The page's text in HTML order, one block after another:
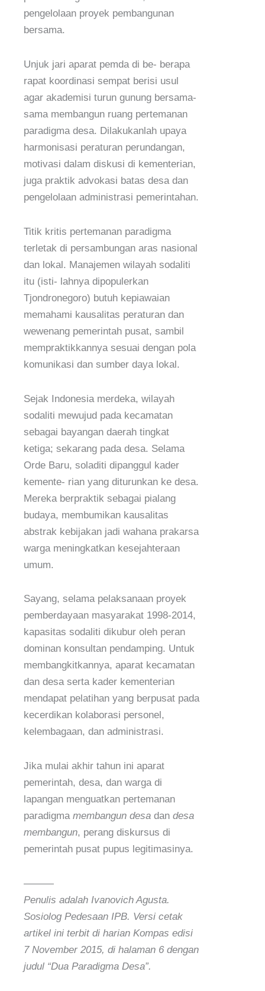
pengelolaan proyek pembangunan
bersama.
Unjuk jari aparat pemda di be- berapa
rapat koordinasi sempat berisi usul
agar akademisi turun gunung bersama-
sama membangun ruang pertemanan
paradigma desa. Dilakukanlah upaya
harmonisasi peraturan perundangan,
motivasi dalam diskusi di kementerian,
juga praktik advokasi batas desa dan
pengelolaan administrasi pemerintahan.
Titik kritis pertemanan paradigma
terletak di persambungan aras nasional
dan lokal. Manajemen wilayah sodaliti
itu (isti- lahnya dipopulerkan
Tjondronegoro) butuh kepiawaian
memahami kausalitas peraturan dan
wewenang pemerintah pusat, sambil
mempraktikkannya sesuai dengan pola
komunikasi dan sumber daya lokal.
Sejak Indonesia merdeka, wilayah
sodaliti mewujud pada kecamatan
sebagai bayangan daerah tingkat
ketiga; sekarang pada desa. Selama
Orde Baru, soladiti dipanggul kader
kemente- rian yang diturunkan ke desa.
Mereka berpraktik sebagai pialang
budaya, membumikan kausalitas
abstrak kebijakan jadi wahana prakarsa
warga meningkatkan kesejahteraan
umum.
Sayang, selama pelaksanaan proyek
pemberdayaan masyarakat 1998-2014,
kapasitas sodaliti dikubur oleh peran
dominan konsultan pendamping. Untuk
membangkitkannya, aparat kecamatan
dan desa serta kader kementerian
mendapat pelatihan yang berpusat pada
kecerdikan kolaborasi personel,
kelembagaan, dan administrasi.
Jika mulai akhir tahun ini aparat
pemerintah, desa, dan warga di
lapangan menguatkan pertemanan
paradigma membangun desa dan desa
membangun, perang diskursus di
pemerintah pusat pupus legitimasinya.
———
Penulis adalah Ivanovich Agusta.
Sosiolog Pedesaan IPB. Versi cetak
artikel ini terbit di harian Kompas edisi
7 November 2015, di halaman 6 dengan
judul “Dua Paradigma Desa”.